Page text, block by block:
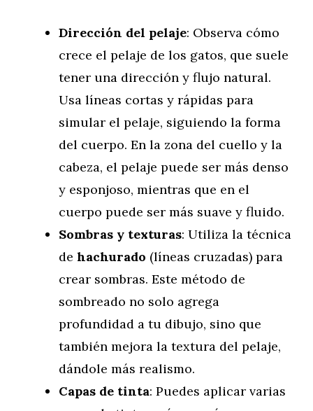
Dirección del pelaje: Observa cómo
crece el pelaje de los gatos, que suele
tener una dirección y flujo natural.
Usa líneas cortas y rápidas para
simular el pelaje, siguiendo la forma
del cuerpo. En la zona del cuello y la
cabeza, el pelaje puede ser más denso
y esponjoso, mientras que en el
cuerpo puede ser más suave y fluido.
Sombras y texturas: Utiliza la técnica
de hachurado (líneas cruzadas) para
crear sombras. Este método de
sombreado no solo agrega
profundidad a tu dibujo, sino que
también mejora la textura del pelaje,
dándole más realismo.
Capas de tinta: Puedes aplicar varias